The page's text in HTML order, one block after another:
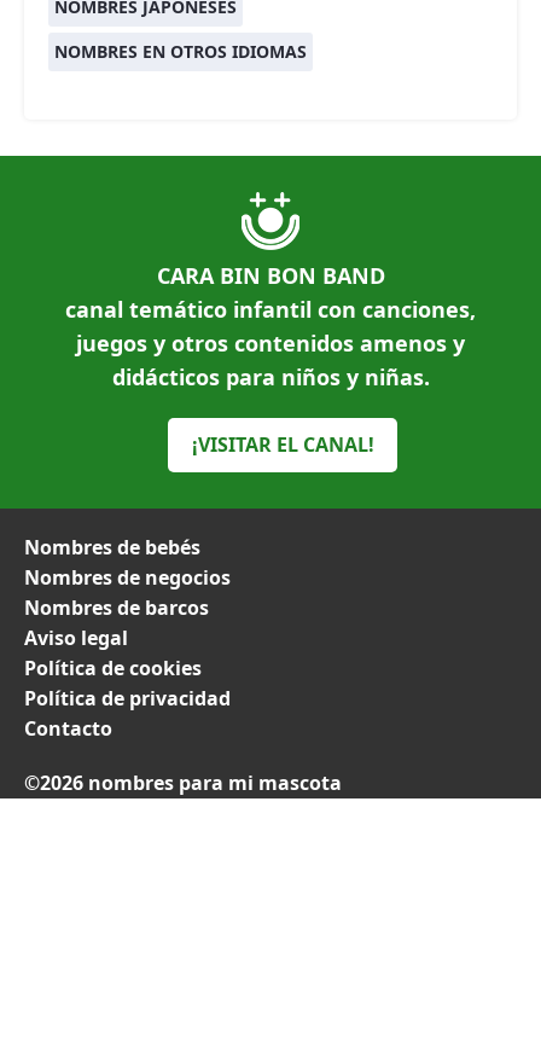
NOMBRES JAPONESES
NOMBRES EN OTROS IDIOMAS
CARA BIN BON BAND
canal temático infantil con canciones,
juegos y otros contenidos amenos y
didácticos para niños y niñas.
¡VISITAR EL CANAL!
Nombres de bebés
Nombres de negocios
Nombres de barcos
Aviso legal
Política de cookies
Política de privacidad
Contacto
©2026 nombres para mi mascota